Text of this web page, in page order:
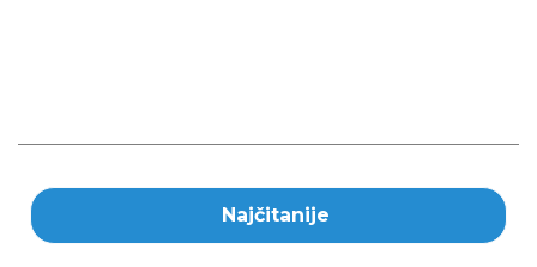
Najčitanije